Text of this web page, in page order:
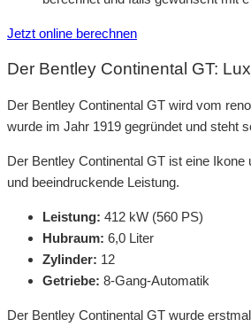
Jetzt online berechnen
Der Bentley Continental GT:
Der Bentley Continental GT wird vom
wurde im Jahr 1919 gegründet und steht
Der Bentley Continental GT ist eine
und beeindruckende Leistung.
Leistung: 412 kW (560 PS)
Hubraum: 6,0 Liter
Zylinder: 12
Getriebe: 8-Gang-Automatik
Der Bentley Continental GT wurde